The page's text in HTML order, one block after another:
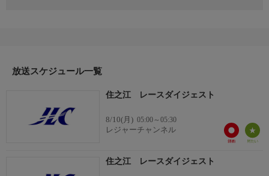
放送スケジュール一覧
住之江 レースダイジェスト
8/10(月) 05:00～05:30
レジャーチャンネル
住之江 レースダイジェスト